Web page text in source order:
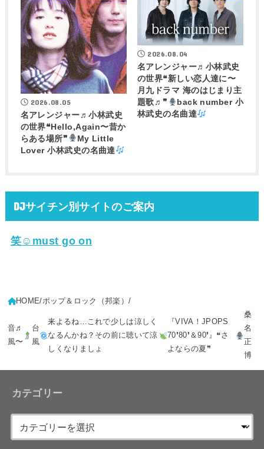
2026.08.05
名アレンジャー♬小林武史
の世界❝Hello,Again〜昔か
らある場所❞
My Little
Lover 小林武史の名曲達
2026.08.04
名アレンジャー♬ 小林武史
の世界❝新しい恋人達に〜
月九ドラマ 海のはじまり主
題歌♬❞
back number 小
林武史の名曲達
DJサイチン別サイトのご案内
笑☺must go on
HOME ポップ＆ロック（邦楽）
音♬
風〜
台
風
来よるね…これで少しは涼しく
なるんかね？その前に聴いて涼
しくなりましょ
『VIVA！JPOPS
70❜80❜＆90❜』❝さ
よならの夏❞
桑
名
正
博
カテゴリー